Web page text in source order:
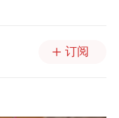
订阅